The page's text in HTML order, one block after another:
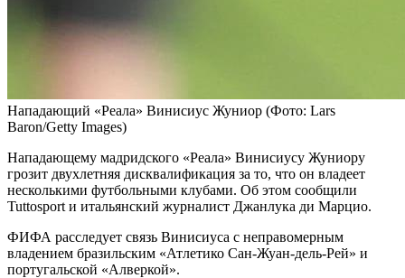
Нападающий «Реала» Винисиус Жуниор (Фото: Lars
Baron/Getty Images)
Нападающему мадридского «Реала» Винисиусу Жуниору
грозит двухлетняя дисквалификация за то, что он владеет
несколькими футбольными клубами. Об этом сообщили
Tuttosport и итальянский журналист Джанлука ди Марцио.
ФИФА расследует связь Винисиуса с неправомерным
владением бразильским «Атлетико Сан-Жуан-дель-Рей» и
португальской «Алверкой».